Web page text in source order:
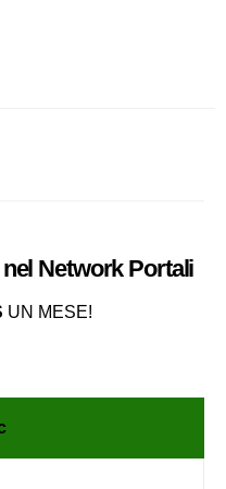
NetworkPortali
UN MESE!